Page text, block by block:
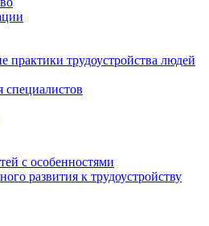
практики трудоустройства людей
специалистов
с особенностями
развития к трудоустройству